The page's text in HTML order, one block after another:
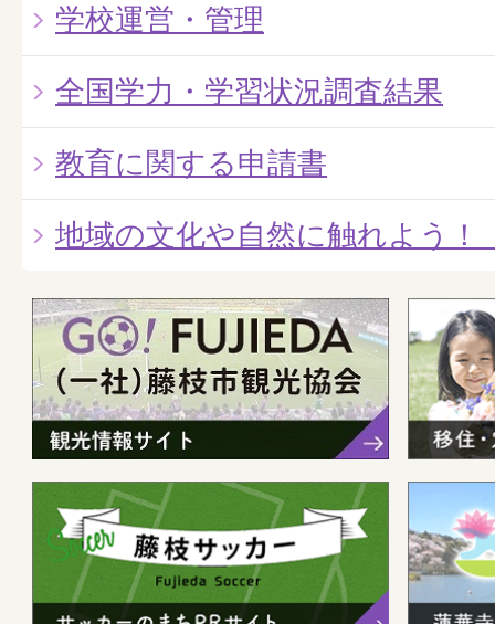
学校運営・管理
全国学力・学習状況調査結果
教育に関する申請書
地域の文化や自然に触れよう！